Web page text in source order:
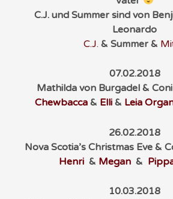
C.J. und Summer sind von
Leonardo
C.J. & Summer &
07.02.2018
Mathilda von Burgadel &
Chewbacca & Elli & Leia
26.02.2018
Nova Scotia’s Christmas Eve &
Henri & Megan &
10.03.2018